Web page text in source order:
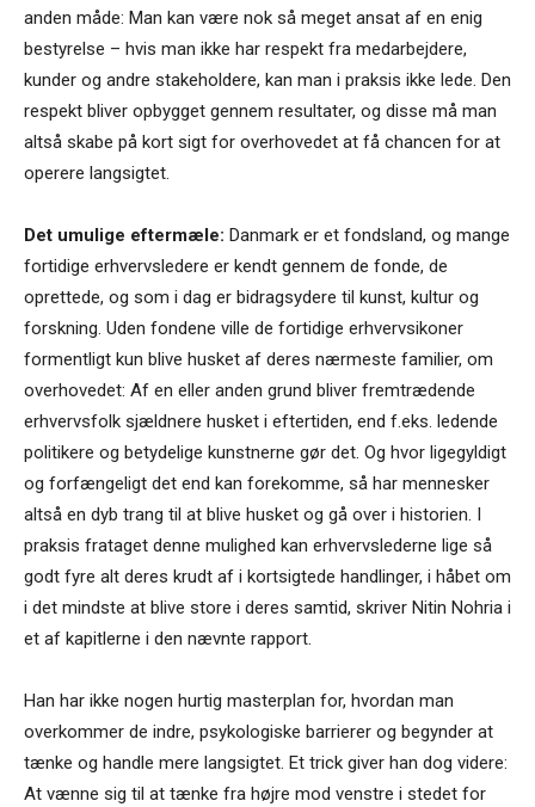
anden måde: Man kan være nok så meget ansat af en enig
bestyrelse – hvis man ikke har respekt fra medarbejdere,
kunder og andre stakeholdere, kan man i praksis ikke lede. Den
respekt bliver opbygget gennem resultater, og disse må man
altså skabe på kort sigt for overhovedet at få chancen for at
operere langsigtet.
Det umulige eftermæle: Danmark er et fondsland, og mange
fortidige erhvervsledere er kendt gennem de fonde, de
oprettede, og som i dag er bidragsydere til kunst, kultur og
forskning. Uden fondene ville de fortidige erhvervsikoner
formentligt kun blive husket af deres nærmeste familier, om
overhovedet: Af en eller anden grund bliver fremtrædende
erhvervsfolk sjældnere husket i eftertiden, end f.eks. ledende
politikere og betydelige kunstnerne gør det. Og hvor ligegyldigt
og forfængeligt det end kan forekomme, så har mennesker
altså en dyb trang til at blive husket og gå over i historien. I
praksis frataget denne mulighed kan erhvervslederne lige så
godt fyre alt deres krudt af i kortsigtede handlinger, i håbet om
i det mindste at blive store i deres samtid, skriver Nitin Nohria i
et af kapitlerne i den nævnte rapport.
Han har ikke nogen hurtig masterplan for, hvordan man
overkommer de indre, psykologiske barrierer og begynder at
tænke og handle mere langsigtet. Et trick giver han dog videre:
At vænne sig til at tænke fra højre mod venstre i stedet for